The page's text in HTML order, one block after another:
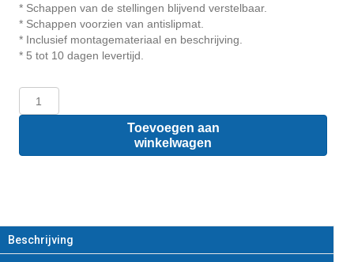
* Schappen van de stellingen blijvend verstelbaar.
* Schappen voorzien van antislipmat.
* Inclusief montagemateriaal en beschrijving.
* 5 tot 10 dagen levertijd.
Caddy
Houten
links
T2
Toevoegen aan
winkelwagen
Beschrijving